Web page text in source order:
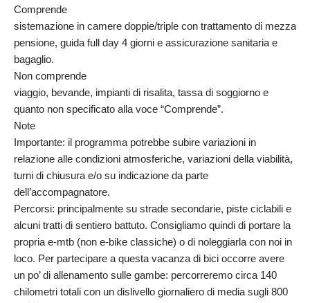
Comprende
sistemazione in camere doppie/triple con trattamento di mezza
pensione, guida full day 4 giorni e assicurazione sanitaria e
bagaglio.
Non comprende
viaggio, bevande, impianti di risalita, tassa di soggiorno e
quanto non specificato alla voce “Comprende”.
Note
Importante: il programma potrebbe subire variazioni in
relazione alle condizioni atmosferiche, variazioni della viabilità,
turni di chiusura e/o su indicazione da parte
dell’accompagnatore.
Percorsi: principalmente su strade secondarie, piste ciclabili e
alcuni tratti di sentiero battuto. Consigliamo quindi di portare la
propria e-mtb (non e-bike classiche) o di noleggiarla con noi in
loco. Per partecipare a questa vacanza di bici occorre avere
un po’ di allenamento sulle gambe: percorreremo circa 140
chilometri totali con un dislivello giornaliero di media sugli 800